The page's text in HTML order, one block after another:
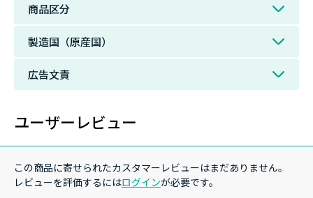
商品区分
製造国（原産国）
広告文責
ユーザーレビュー
この商品に寄せられたカスタマーレビューはまだありません。
レビューを評価するにはログインが必要です。